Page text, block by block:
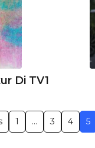
Di TV1
1 … 3 4 5